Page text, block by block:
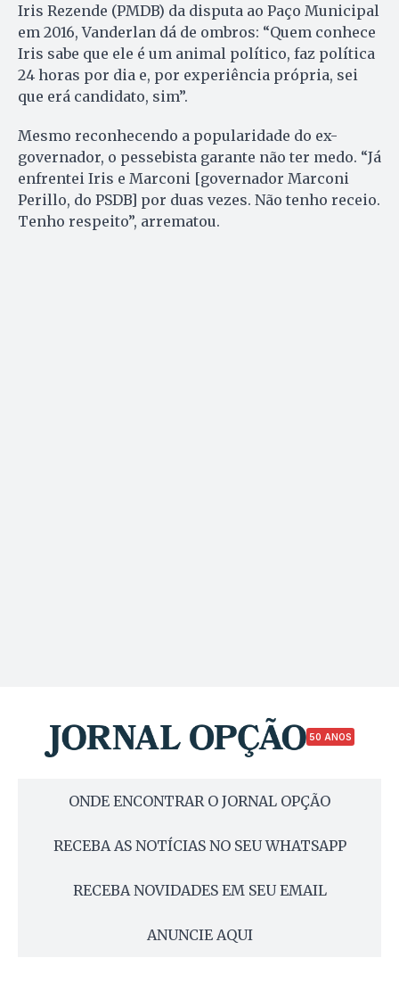
Iris Rezende (PMDB) da disputa ao Paço Municipal
em 2016, Vanderlan dá de ombros: “Quem conhece
Iris sabe que ele é um animal político, faz política
24 horas por dia e, por experiência própria, sei
que erá candidato, sim”.
Mesmo reconhecendo a popularidade do ex-
governador, o pessebista garante não ter medo. “Já
enfrentei Iris e Marconi [governador Marconi
Perillo, do PSDB] por duas vezes. Não tenho receio.
Tenho respeito”, arrematou.
50 ANOS
ONDE ENCONTRAR O JORNAL OPÇÃO
RECEBA AS NOTÍCIAS NO SEU WHATSAPP
RECEBA NOVIDADES EM SEU EMAIL
ANUNCIE AQUI